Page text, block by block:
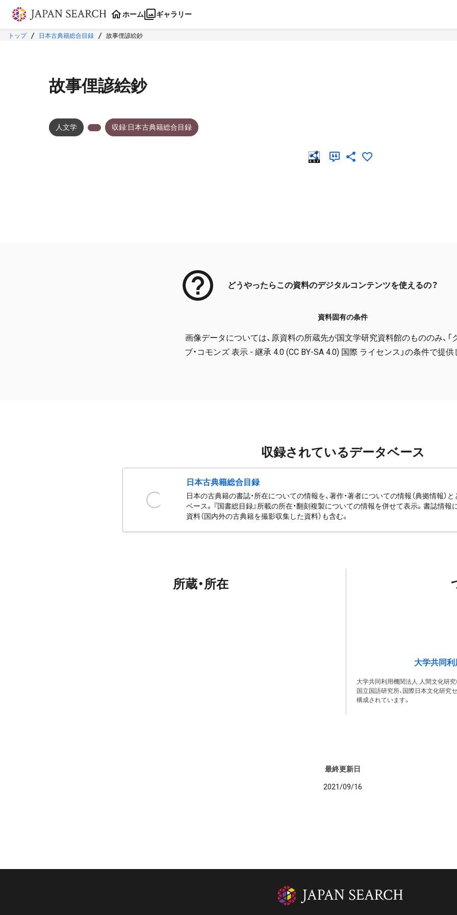
本文に飛ぶ
ホーム ギャラリー
トップ 日本古典籍総合目録 故事俚諺絵鈔
故事俚諺絵鈔
人文学 収録:日本古典籍総合目録
どうやったらこの資料のデジタルコンテンツを使えるの？
資料固有の条件
画像データについては、原資料の所蔵先が国文学研究資料館のもののみ、「
ブ・コモンズ 表示 - 継承 4.0 (CC BY-SA 4.0) 国際 ライセンス」の条件で提供
収録されているデータベース
日本古典籍総合目録
日本の古典籍の書誌・所在についての情報を、著作・著者についての情報（典拠情報）
ベース。『国書総目録』所載の所在・翻刻複製についての情報を併せて表示。書誌情報
資料（国内外の古典籍を撮影収集した資料）も含む。
所蔵・所在
大学共同
大学共同利用機関法人 人間文化研究
国立国語研究所、国際日本文化研究
構成されています。
最終更新日
2021/09/16